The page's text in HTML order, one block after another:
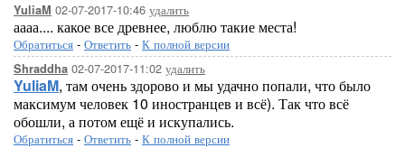
YuliaM 02-07-2017-10:46 удалить
аааа.... какое все древнее, люблю такие места!
Обратиться - Ответить - К полной версии
Shraddha 02-07-2017-11:02 удалить
YuliaM, там очень здорово и мы удачно попали, что было
максимум человек 10 иностранцев и всё). Так что всё
обошли, а потом ещё и искупались.
Обратиться - Ответить - К полной версии